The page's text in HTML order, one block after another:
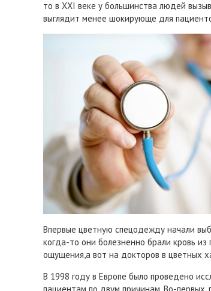
то в XXI веке у большинства людей
выглядит менее шокирующе для
Впервые цветную спецодежду начали
когда-то они болезненно брали кровь
ощущения,а вот на докторов в цветных
В 1998 году в Европе было проведено